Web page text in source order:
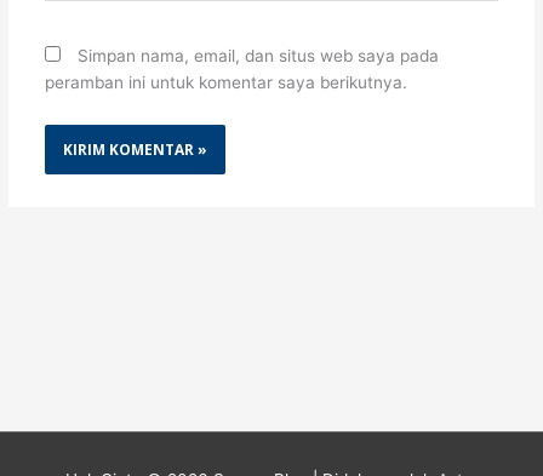
Simpan nama, email, dan situs web saya pada
peramban ini untuk komentar saya berikutnya.